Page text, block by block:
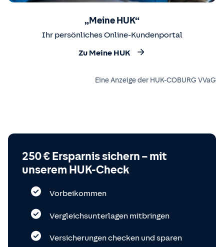
„Meine HUK“
Ihr persönliches Online-Kundenportal
Zu Meine HUK
Eine Anzeige der HUK-COBURG VVaG
250 € Ersparnis sichern – mit
unserem HUK-Check
Vorbeikommen
Vergleichsunterlagen mitbringen
Versicherungen checken und sparen